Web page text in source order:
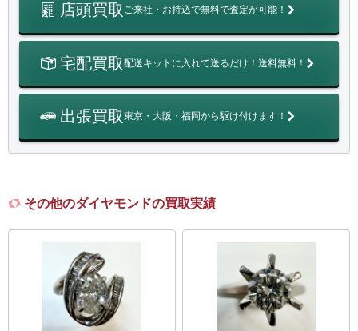
店頭買取 ご来社・お持込で無料で査定が可能！
宅配買取配送キットに入れて送るだけ！送料無料！
出張買取東京・大阪・福岡から駆け付けます！
その他のダイヤモンドの買取実績